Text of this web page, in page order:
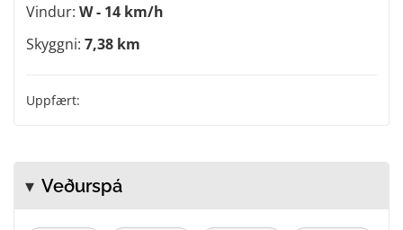
Vindur: W - 14 km/h
Skyggni: 7,38 km
Uppfært:
Veðurspá